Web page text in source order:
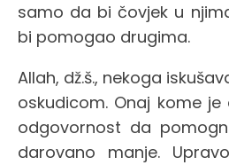
samo da bi čovjek u
bi pomogao drugima.
Allah, dž.š., nekoga
oskudicom. Onaj kome
odgovornost da
darovano manje.